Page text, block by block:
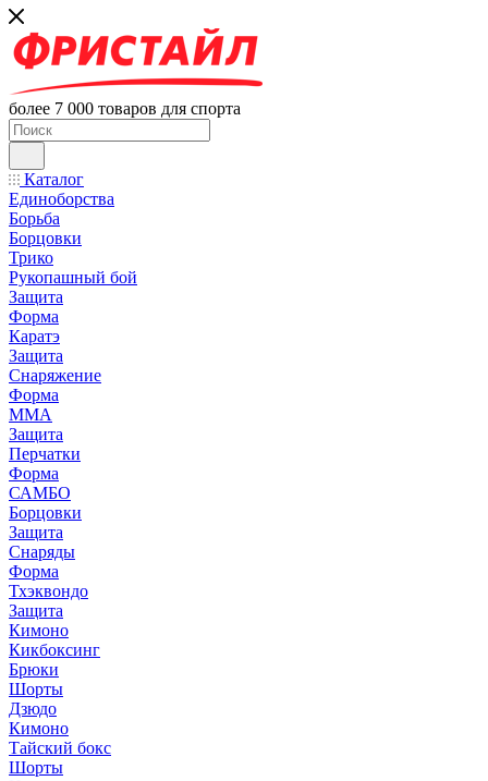
более 7 000 товаров для спорта
Каталог
Единоборства
Борьба
Борцовки
Трико
Рукопашный бой
Защита
Форма
Каратэ
Защита
Снаряжение
Форма
ММА
Защита
Перчатки
Форма
САМБО
Борцовки
Защита
Снаряды
Форма
Тхэквондо
Защита
Кимоно
Кикбоксинг
Брюки
Шорты
Дзюдо
Кимоно
Тайский бокс
Шорты